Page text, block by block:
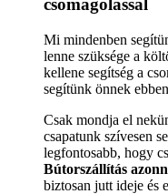
csomagolással
Mi mindenben
lenne szüksége a
kellene segítség a
segítünk önnek
Csak mondja el
csapatunk szívesen
legfontosabb, hogy
Bútorszállítás
biztosan jutt ideje és